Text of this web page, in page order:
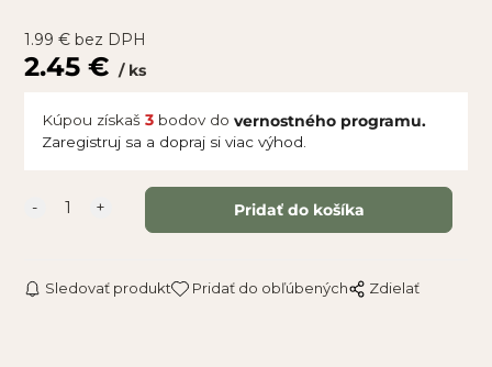
1.99 € bez DPH
2.45€ ks
Kúpou získaš 3bodov do vernostného programu.
Zaregistruj sa a dopraj si viac výhod.
Sledovať produkt Pridať do obľúbených Zdielať